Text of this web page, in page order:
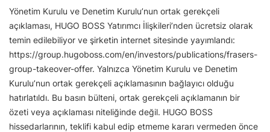
Yönetim Kurulu ve Denetim Kurulu’nun ortak gerekçeli
açıklaması, HUGO BOSS Yatırımcı İlişkileri’nden ücretsiz olarak
temin edilebiliyor ve şirketin internet sitesinde yayımlandı:
https://group.hugoboss.com/en/investors/publications/frasers-
group-takeover-offer. Yalnızca Yönetim Kurulu ve Denetim
Kurulu’nun ortak gerekçeli açıklamasının bağlayıcı olduğu
hatırlatıldı. Bu basın bülteni, ortak gerekçeli açıklamanın bir
özeti veya açıklaması niteliğinde değil. HUGO BOSS
hissedarlarının, teklifi kabul edip etmeme kararı vermeden önce